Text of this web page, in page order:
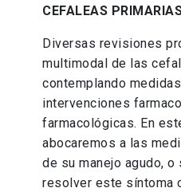
CEFALEAS
Diversas revisiones
multimodal de las
contemplando
intervenciones
farmacológicas. En
abocaremos a las
de su manejo agudo,
resolver este síntoma